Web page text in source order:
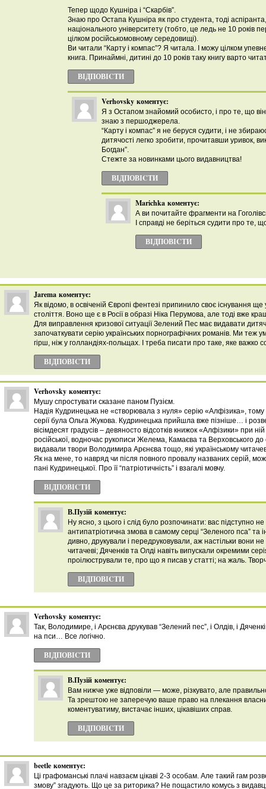
Тепер щодо Кушніра і “Скарбів”.
Знаю про Остапа Кушніра як про студента, тоді
національного університету (тобто, це ледь не 10 років
цілком російськомовному середовищі).
Ви читали “Карту і компас”? Я читала. І можу цілком
книга. Принаймні, дитині до 10 років таку книгу варто
ВІДПОВІCТИ
Verhovsky коментує:
Я з Остапом знайомий особисто, і про те, що
знаю з першоджерела.
“Карту і компас” я не беруся судити, і не
дитячості легко зробити, прочитавши уривок,
Богдан”.
Стежте за новинками цього видавництва!
ВІДПОВІCТИ
Marichka коментує:
А ви почитайте фрагменти на
І справді не беріться судити про те,
ВІДПОВІCТИ
Jarema коментує:
Як відомо, в освіченій Європі фентезі припинило своє існування ще
століття. Воно ще є в Росії в образі Ніка Перумова, але тоді вже
Для виправлення кризової ситуації Зелений Пес має видавати
започаткувати серію українських порнографічних романів. Ми теж
гірш, ніж у голландіях-польщах. І треба писати про таке, яке важко
ВІДПОВІCТИ
Verhovsky коментує:
Мушу спростувати сказане паном Пузієм.
Надія Кудринецька не «створювала з нуля» серію «Алфізика»,
серії була Ольга Жукова. Кудринецька прийшла вже пізніше… і
вісімдесят градусів – девяносто відсотків книжок «Алфізики» при
російської, водночас рукописи Желема, Камаєва та Верховського до
видавали твори Володимира Арєнєва тощо, які українському
Як на мене, то навряд чи після повного провалу названих серій,
пані Кудринецької. Про її “патріотичність” і взагалі мовчу.
ВІДПОВІCТИ
В.Пузій коментує:
Ну ясно, з цього і слід було розпочинати: вас підступно
антипатріотична змова в самому серці “Зеленого пса” та
дивно, друкували і передруковували, аж настільки вони не
читачеві; Дяченків та Олді навіть випускали окремими
проілюстрували те, про що я писав у статті; на жаль.
ВІДПОВІCТИ
Verhovsky коментує:
Так, Володимире, і Арєнєва друкував “Зелений пес”, і Олдів, і
на пси… Все логічно.
ВІДПОВІCТИ
В.Пузій коментує:
Вам нижче уже відповіли — може, різкувато, але
Та зрештою не заперечую ваше право на плекання
коментуватиму, вистачає інших, цікавіших справ.
ВІДПОВІCТИ
beetle коментує:
Ці графоманські плачі навзаєм цікаві 2-3 особам. Але такий гам
змову” згадують. Що це за риторика? Не пощастило комусь з